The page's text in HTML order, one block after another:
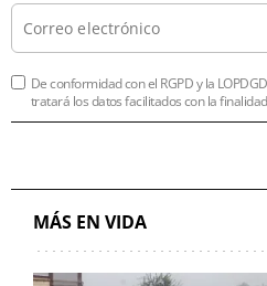
De conformidad con el RGPD y la
tratará los datos facilitados con la
MÁS EN VIDA